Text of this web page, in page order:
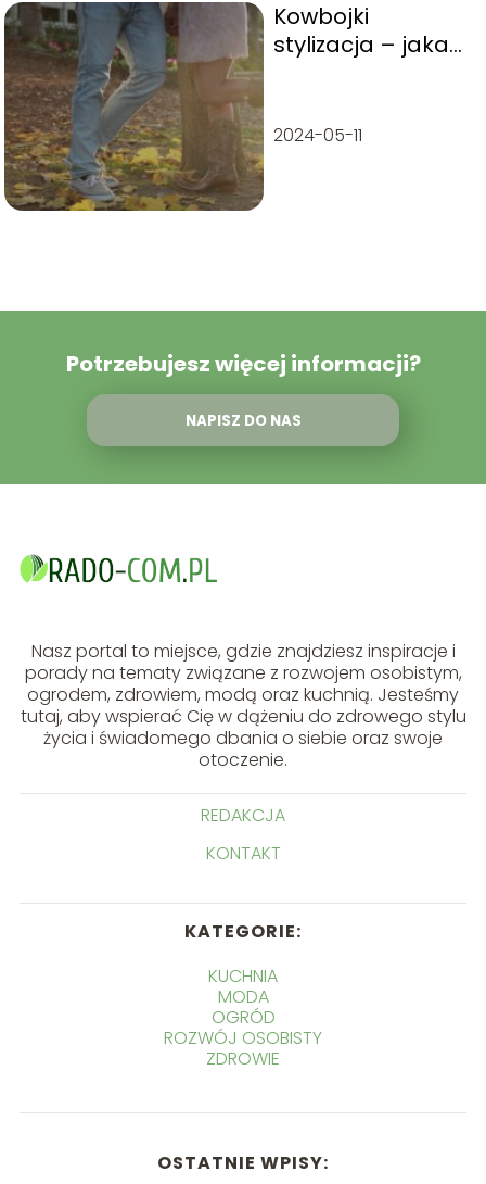
Kowbojki
stylizacja – jaka
2024-05-11
Potrzebujesz więcej informacji?
NAPISZ DO NAS
Nasz portal to miejsce, gdzie znajdziesz inspiracje i
porady na tematy związane z rozwojem osobistym,
ogrodem, zdrowiem, modą oraz kuchnią. Jesteśmy
tutaj, aby wspierać Cię w dążeniu do zdrowego stylu
życia i świadomego dbania o siebie oraz swoje
otoczenie.
REDAKCJA
KONTAKT
KATEGORIE:
KUCHNIA
MODA
OGRÓD
ROZWÓJ OSOBISTY
ZDROWIE
OSTATNIE WPISY: